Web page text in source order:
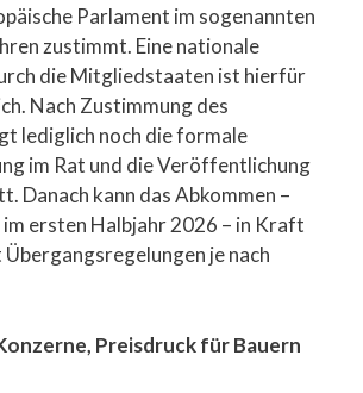
Parlament im sogenannten
zustimmt. Eine nationale
die Mitgliedstaaten ist hierfür
Nach Zustimmung des
lediglich noch die formale
im Rat und die Veröffentlichung
Danach kann das Abkommen –
ersten Halbjahr 2026 – in Kraft
je nach
Preisdruck für Bauern